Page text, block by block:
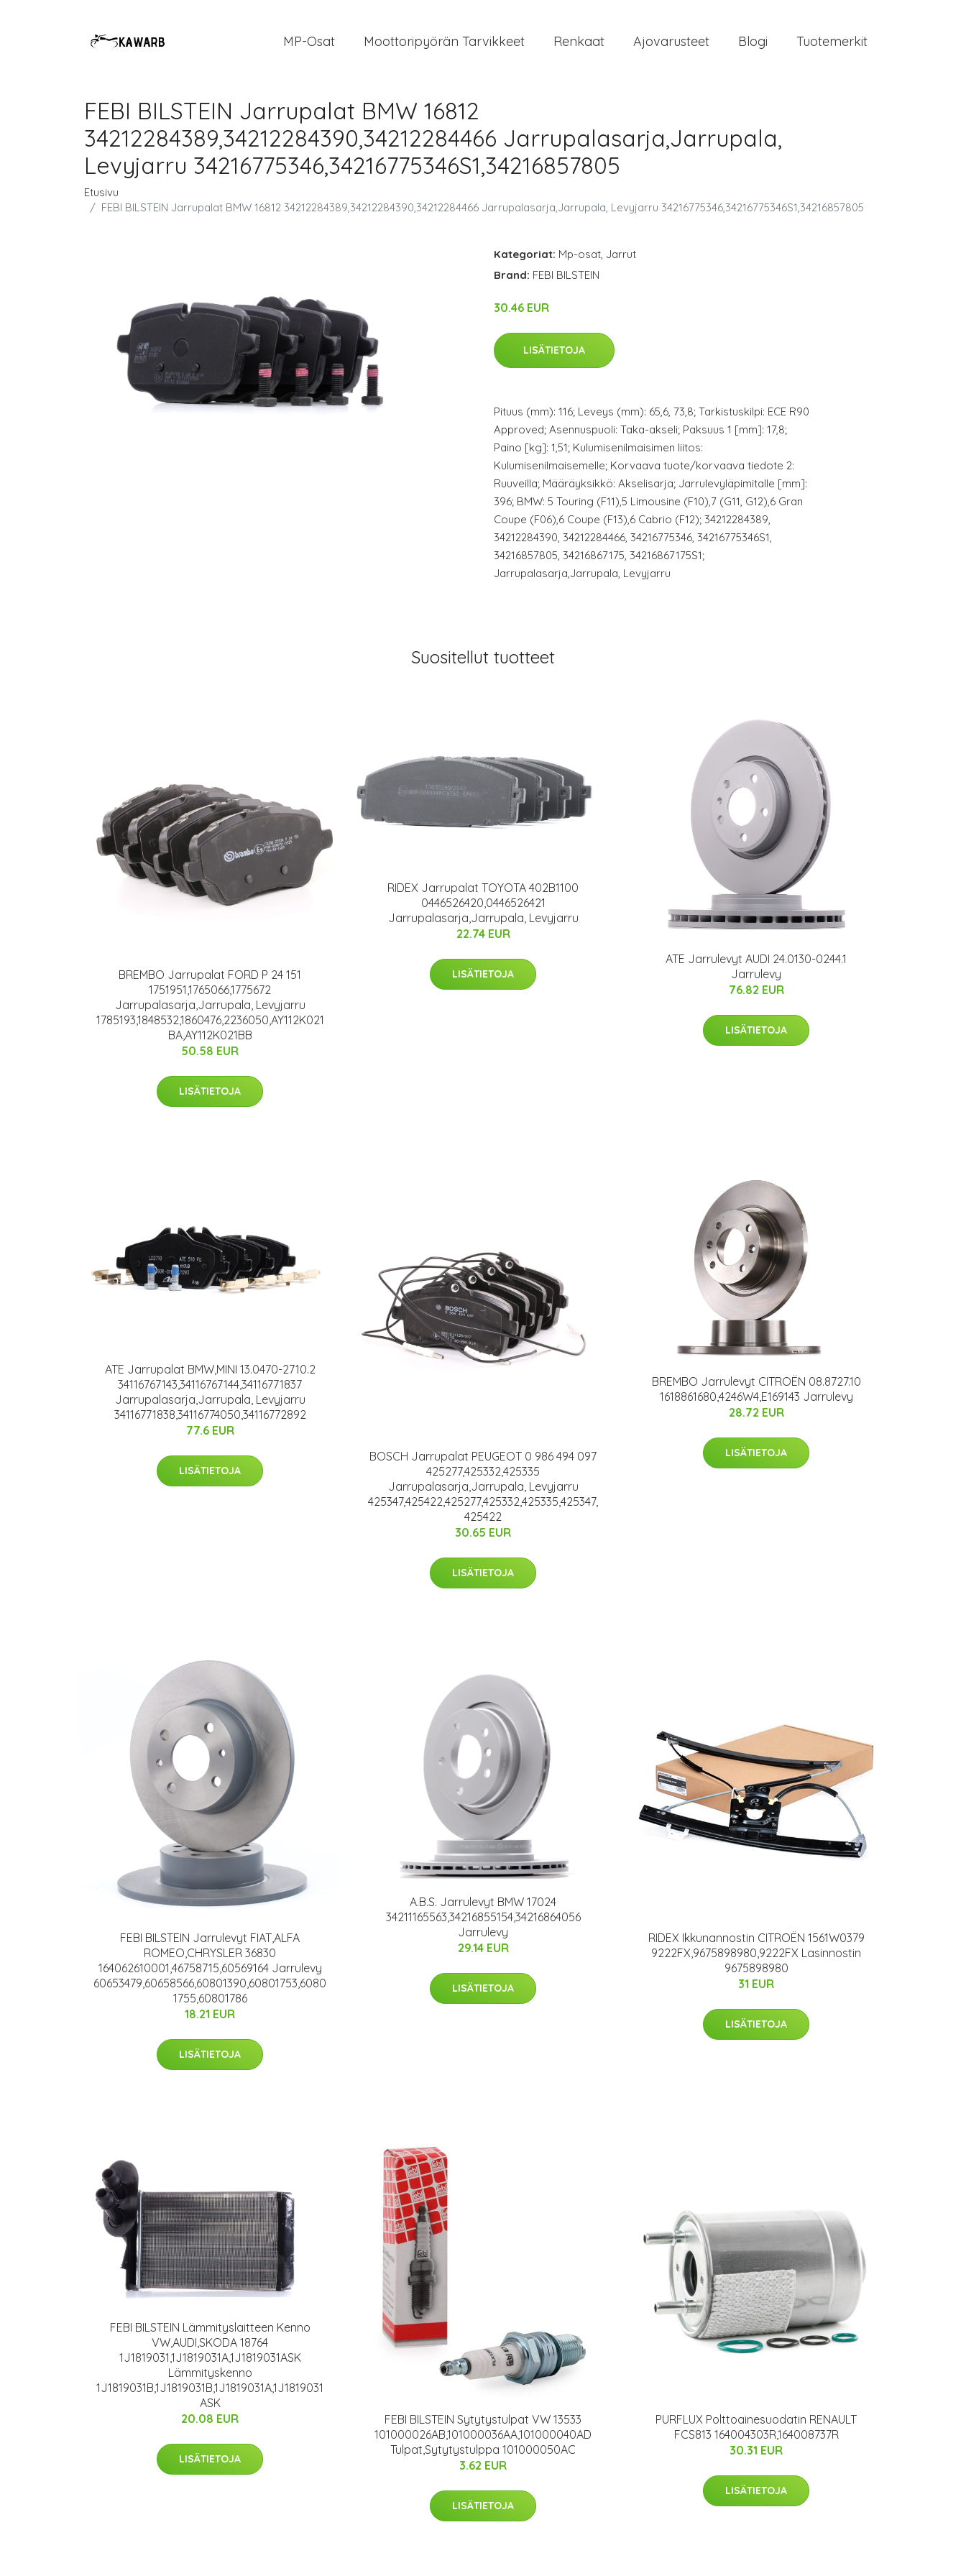
MP-Osat Moottoripyörän Tarvikkeet Renkaat Ajovarusteet Blogi Tuotemerkit
FEBI BILSTEIN Jarrupalat BMW 16812
34212284389,34212284390,34212284466 Jarrupalasarja,Jarrupala,
Levyjarru 34216775346,34216775346S1,34216857805
Etusivu
FEBI BILSTEIN Jarrupalat BMW 16812 34212284389,34212284390,34212284466 Jarrupalasarja,Jarrupala, Levyjarru 34216775346,34216775346S1,34216857805
Kategoriat: Mp-osat, Jarrut
Brand: FEBI BILSTEIN
30.46 EUR
LISÄTIETOJA
Pituus (mm): 116; Leveys (mm): 65,6, 73,8; Tarkistuskilpi: ECE R90
Approved; Asennuspuoli: Taka-akseli; Paksuus 1 [mm]: 17,8;
Paino [kg]: 1,51; Kulumisenilmaisimen liitos:
Kulumisenilmaisemelle; Korvaava tuote/korvaava tiedote 2:
Ruuveilla; Määräyksikkö: Akselisarja; Jarrulevyläpimitalle [mm]:
396; BMW: 5 Touring (F11),5 Limousine (F10),7 (G11, G12),6 Gran
Coupe (F06),6 Coupe (F13),6 Cabrio (F12); 34212284389,
34212284390, 34212284466, 34216775346, 34216775346S1,
34216857805, 34216867175, 34216867175S1;
Jarrupalasarja,Jarrupala, Levyjarru
Suositellut tuotteet
BREMBO Jarrupalat FORD P 24 151
1751951,1765066,1775672
Jarrupalasarja,Jarrupala, Levyjarru
1785193,1848532,1860476,2236050,AY112K021
BA,AY112K021BB
50.58 EUR
LISÄTIETOJA
RIDEX Jarrupalat TOYOTA 402B1100
0446526420,0446526421
Jarrupalasarja,Jarrupala, Levyjarru
22.74 EUR
LISÄTIETOJA
ATE Jarrulevyt AUDI 24.0130-0244.1
Jarrulevy
76.82 EUR
LISÄTIETOJA
ATE Jarrupalat BMW,MINI 13.0470-2710.2
34116767143,34116767144,34116771837
Jarrupalasarja,Jarrupala, Levyjarru
34116771838,34116774050,34116772892
77.6 EUR
LISÄTIETOJA
BOSCH Jarrupalat PEUGEOT 0 986 494 097
425277,425332,425335
Jarrupalasarja,Jarrupala, Levyjarru
425347,425422,425277,425332,425335,425347,
425422
30.65 EUR
LISÄTIETOJA
BREMBO Jarrulevyt CITROËN 08.8727.10
1618861680,4246W4,E169143 Jarrulevy
28.72 EUR
LISÄTIETOJA
FEBI BILSTEIN Jarrulevyt FIAT,ALFA
ROMEO,CHRYSLER 36830
164062610001,46758715,60569164 Jarrulevy
60653479,60658566,60801390,60801753,6080
1755,60801786
18.21 EUR
LISÄTIETOJA
A.B.S. Jarrulevyt BMW 17024
34211165563,34216855154,34216864056
Jarrulevy
29.14 EUR
LISÄTIETOJA
RIDEX Ikkunannostin CITROËN 1561W0379
9222FX,9675898980,9222FX Lasinnostin
9675898980
31 EUR
LISÄTIETOJA
FEBI BILSTEIN Lämmityslaitteen Kenno
VW,AUDI,SKODA 18764
1J1819031,1J1819031A,1J1819031ASK
Lämmityskenno
1J1819031B,1J1819031B,1J1819031A,1J1819031
ASK
20.08 EUR
LISÄTIETOJA
FEBI BILSTEIN Sytytystulpat VW 13533
101000026AB,101000036AA,101000040AD
Tulpat,Sytytystulppa 101000050AC
3.62 EUR
LISÄTIETOJA
PURFLUX Polttoainesuodatin RENAULT
FCS813 164004303R,164008737R
30.31 EUR
LISÄTIETOJA